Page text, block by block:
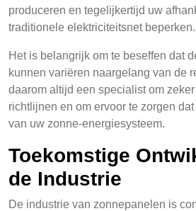
produceren en tegelijkertijd uw
traditionele elektriciteitsnet beperken.
Het is belangrijk om te beseffen dat
kunnen variëren naargelang van de
daarom altijd een specialist om
richtlijnen en om ervoor te zorgen
van uw zonne-energiesysteem.
Toekomstige
de Industrie
De industrie van zonnepanelen is